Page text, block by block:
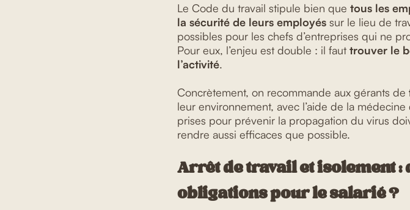
Le Code du travail stipule bien que tous les
la sécurité de leurs employés sur le lieu de
possibles pour les chefs d’entreprises qui ne
Pour eux, l’enjeu est double : il faut trouver le
l’activité.
Concrètement, on recommande aux gérants de
leur environnement, avec l’aide de la
prises pour prévenir la propagation du virus
rendre aussi efficaces que possible.
Arrêt de travail et isolement :
obligations pour le salarié ?